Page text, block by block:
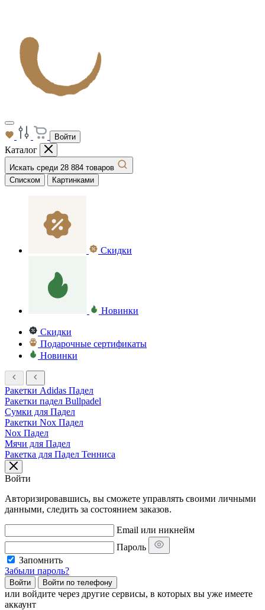
Войти
Каталог
Искать среди 28 884 товаров
Списком
Картинками
Скидки
Новинки
Скидки
Подарочные сертификаты
Новинки
Ракетки Adidas Падел
Ракетки падел Bullpadel
Сумки для Падел
Ракетки Nox Падел
Nox Падел
Мячи для Падел
Ракетка для Падел Тенниса
Войти
Авторизировавшись, вы сможете управлять своими личными
данными, следить за состоянием заказов.
Email или никнейм
Пароль
Запомнить
Забыли пароль?
Войти Войти по телефону
или войдите через другие сервисы, в которых вы уже имеете
аккаунт